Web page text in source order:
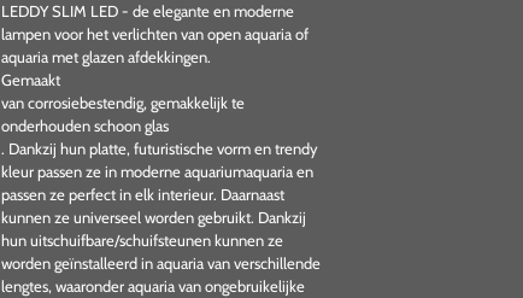
LEDDY SLIM LED - de elegante en moderne
lampen voor het verlichten van open aquaria of
aquaria met glazen afdekkingen.
Gemaakt
van corrosiebestendig, gemakkelijk te
onderhouden schoon glas
. Dankzij hun platte, futuristische vorm en trendy
kleur passen ze in moderne aquariumaquaria en
passen ze perfect in elk interieur. Daarnaast
kunnen ze universeel worden gebruikt. Dankzij
hun uitschuifbare/schuifsteunen kunnen ze
worden geïnstalleerd in aquaria van verschillende
lengtes, waaronder aquaria van ongebruikelijke